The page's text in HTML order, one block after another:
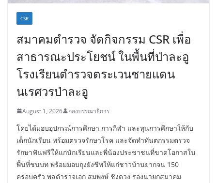
CSR
สมาคมตำรวจ จัดกิจกรรม CSR เพื่อ
สาธารณะประโยชน์ ในพื้นที่ป่าละอู
โรงเรียนตำรวจตระเวนชายแดน
นเรศวรป่าละอู
August 1, 2026 กองบรรณาธิการ
โดยได้มอบอุปกรณ์การศึกษา,การกีฬา และทุนการศึกษาให้กับ
เด็กนักเรียน พร้อมตรวจรักษาโรค และจัดทำทันตกรรมตรวจ
รักษาฟันฟรีให้แก่นักเรียนและพี่น้องประชาชนที่ขาดโอกาสใน
พื้นที่ชนบท พร้อมมอบถุงยังชีพให้แก่ชาวบ้านยากจน 150
ครอบครัว พลตำรวจเอก สมพงษ์ ชิงดวง รองนายกสมาคม